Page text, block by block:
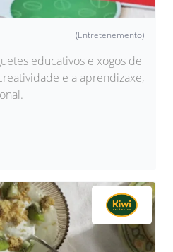
(Entretenemento)
educativos e xogos de
e a aprendizaxe,